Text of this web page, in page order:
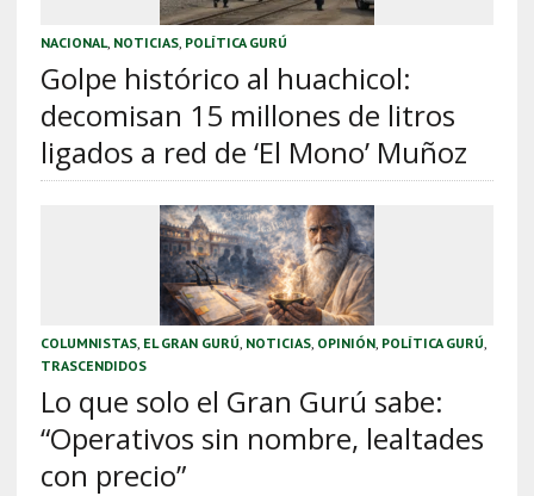
NACIONAL, NOTICIAS, POLÍTICA GURÚ
Golpe histórico al huachicol:
decomisan 15 millones de litros
ligados a red de ‘El Mono’ Muñoz
COLUMNISTAS, EL GRAN GURÚ NOTICIAS, OPINIÓN, POLÍTICA GURÚ
TRASCENDIDOS
Lo que solo el Gran Gurú sabe:
“Operativos sin nombre, lealtades
con precio”